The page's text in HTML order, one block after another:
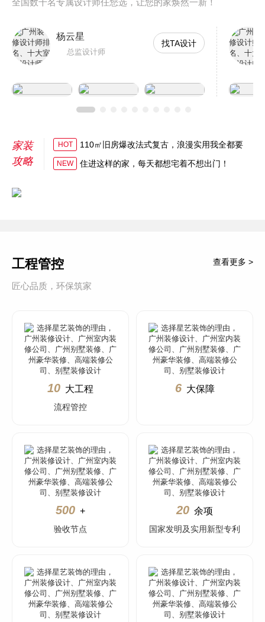
全国数千名专属设计师任您选，让您的家焕然一新！
杨云星
总监设计师
找TA设计
家装
攻略
HOT 110㎡旧房爆改法式复古，浪漫实用我全都要
NEW 住进这样的家，每天都想宅着不想出门！
工程管控
匠心品质，环保筑家
查看更多 >
10 大工程
流程管控
6 大保障
500 +
验收节点
20 余项
国家发明及实用新型专利